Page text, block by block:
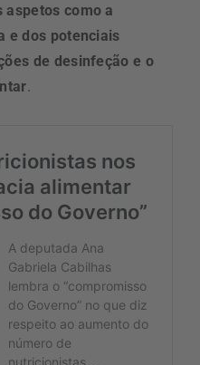
aspetos como a
e dos potenciais
de desinfeção e o
.